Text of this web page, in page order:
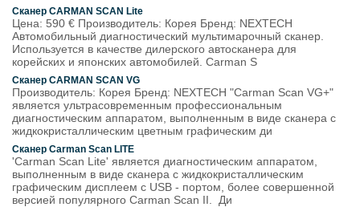
Сканер CARMAN SCAN Lite
Цена: 590 € Производитель: Корея Бренд: NEXTECH
Автомобильный диагностический мультимарочный сканер.
Используется в качестве дилерского автосканера для
корейских и японских автомобилей. Carman S
Сканер CARMAN SCAN VG
Производитель: Корея Бренд: NEXTECH "Carman Scan VG+"
является ультрасовременным профессиональным
диагностическим аппаратом, выполненным в виде сканера с
жидкокристаллическим цветным графическим ди
Сканер Carman Scan LITE
'Carman Scan Lite' является диагностическим аппаратом,
выполненным в виде сканера с жидкокристаллическим
графическим дисплеем с USB - портом, более совершенной
версией популярного Carman Scan II. Ди